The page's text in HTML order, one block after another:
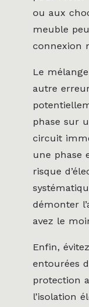
ou aux
meuble
connexion
Le
autre
phase sur
circuit
une phase
risque
démonter
avez le
Enfin,
entourées
protection
l’isolation